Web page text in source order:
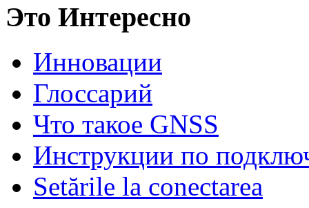
Это Интересно
Инновации
Глосcарий
Что такое GNSS
Инструкции по
Setările la conectarea